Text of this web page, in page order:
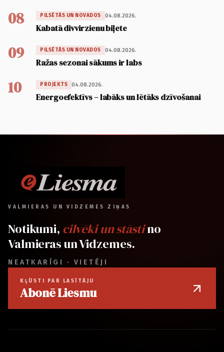
08 PILSĒTĀS UN NOVADOS 04.08.2026.
Kabatā divvirzienu biļete
09 PILSĒTĀS UN NOVADOS 04.08.2026.
Ražas sezonai sākums ir labs
10 PROJEKTS 04.08.2026.
Energoefektīvs – labāks un lētāks dzīvošanai
VALMIERAS UN VIDZEMES ZIŅAS
Notikumi, cilvēki un stāstino
Valmieras un Vidzemes.
NEATKARĪGI · VIETĒJI
KĻŪSTI PAR LASĪTĀJU
Abonē Liesmu